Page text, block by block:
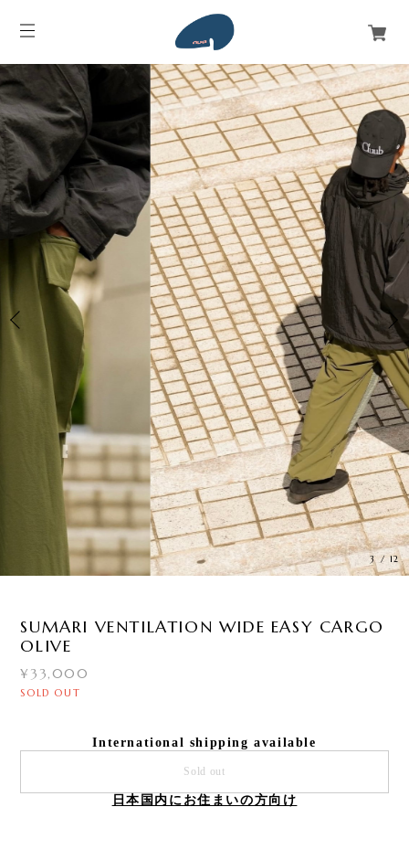
3/ 12
SUMARI VENTILATION WIDE EASY CARGO
OLIVE
¥33,000
SOLD OUT
International shipping available
Sold out
日本国内にお住まいの方向け